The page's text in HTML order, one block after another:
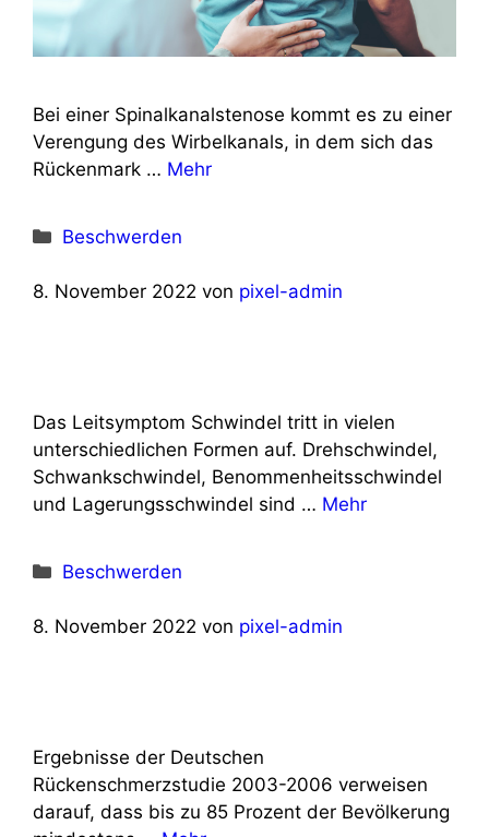
Bei einer Spinalkanalstenose kommt es zu einer
Verengung des Wirbelkanals, in dem sich das
Rückenmark … Mehr
Kategorien
Beschwerden
8. November 2022 von pixel-admin
Das Leitsymptom Schwindel tritt in vielen
unterschiedlichen Formen auf. Drehschwindel,
Schwankschwindel, Benommenheitsschwindel
und Lagerungsschwindel sind … Mehr
Kategorien
Beschwerden
8. November 2022 von pixel-admin
Ergebnisse der Deutschen
Rückenschmerzstudie 2003-2006 verweisen
darauf, dass bis zu 85 Prozent der Bevölkerung